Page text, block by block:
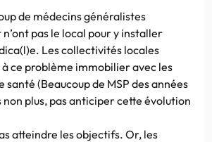
de médecins généralistes
pas le local pour y installer
Les collectivités locales
ce problème immobilier avec les
santé (Beaucoup de MSP des années
non plus, pas anticiper cette évolution
atteindre les objectifs. Or, les